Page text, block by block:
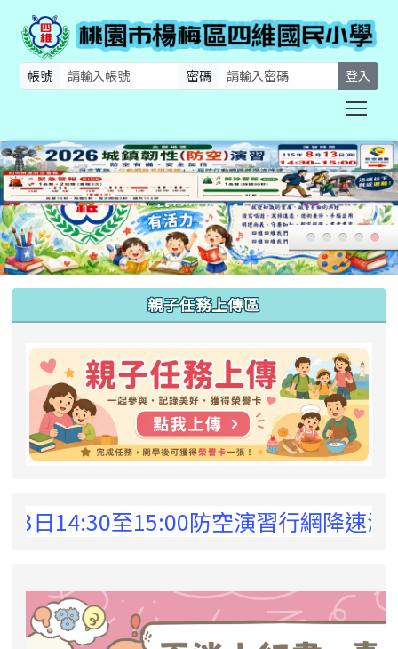
帳號 密碼 登入
親子任務上傳區
14:30至15:00防空演習行網降速演練